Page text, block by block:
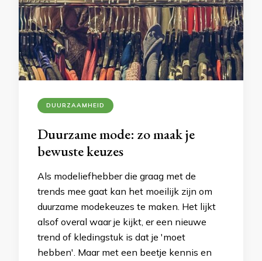
DUURZAAMHEID
Duurzame mode: zo maak je
bewuste keuzes
Als modeliefhebber die graag met de
trends mee gaat kan het moeilijk zijn om
duurzame modekeuzes te maken. Het lijkt
alsof overal waar je kijkt, er een nieuwe
trend of kledingstuk is dat je 'moet
hebben'. Maar met een beetje kennis en